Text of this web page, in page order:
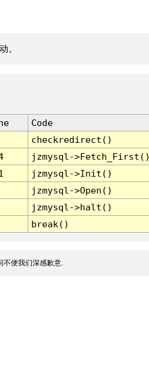
。
Code
checkredirect()
jzmysql-
jzmysql->Init()
jzmysql->Open()
jzmysql->halt()
break()
不便我们深感歉意.